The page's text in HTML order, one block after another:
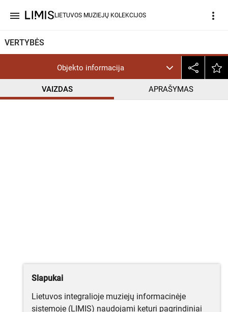
menu LIETUVOS MUZIEJŲ KOLEKCIJOS more_vert
VERTYBĖS
Objekto informacija
VAIZDAS APRAŠYMAS
Slapukai
Lietuvos integralioje muziejų informacinėje
sistemoje (LIMIS) naudojami keturi pagrindiniai